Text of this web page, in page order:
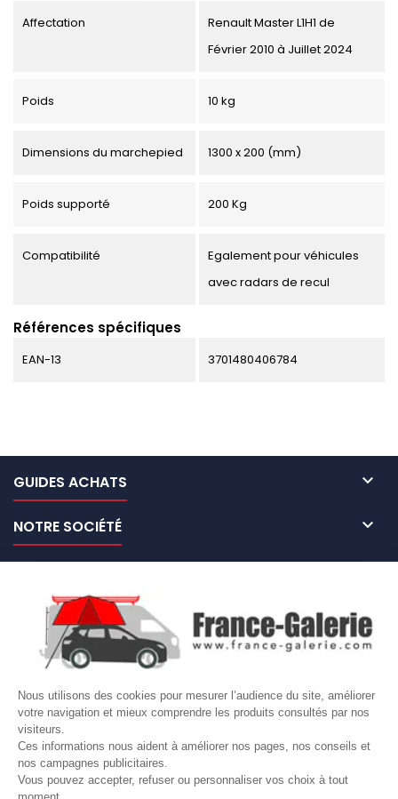
Nous utilisons des cookies pour mesurer l’audience du site, améliorer
votre navigation et mieux comprendre les produits consultés par nos
visiteurs.
Ces informations nous aident à améliorer nos pages, nos conseils et
nos campagnes publicitaires.
Vous pouvez accepter, refuser ou personnaliser vos choix à tout
Affectation
Renault Master L1H1 de
Février 2010 à Juillet 2024
Poids 10 kg
Dimensions du marchepied 1300 x 200 (mm)
Poids supporté 200 Kg
Compatibilité
Egalement pour véhicules
avec radars de recul
Références spécifiques
EAN-13 3701480406784
GUIDES ACHATS 
NOTRE SOCIÉTÉ 
VOTRE COMPTE 
Site protégé par reCAPTCHA.
LETTRE D'INFORMATIONS